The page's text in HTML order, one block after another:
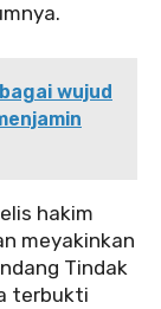
wujud
hakim
meyakinkan
Tindak
terbukti